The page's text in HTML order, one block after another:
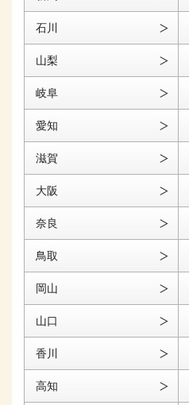
石川
山梨
岐阜
愛知
滋賀
大阪
奈良
鳥取
岡山
山口
香川
高知